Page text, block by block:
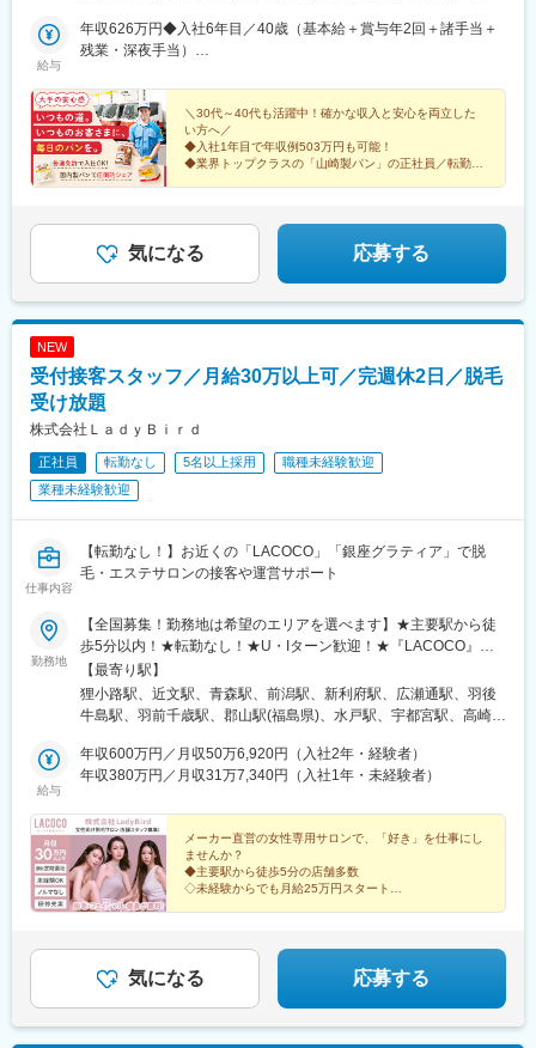
たい」という方を応援します！入社に伴う転居が必要な場合は、
引越費用を最大10万円まで会社が補助。新生活のスタートをサポ
東戸塚駅、鴨居駅、平塚駅、荻川駅、直江津駅、宮内駅(新潟県)、
小杉駅、春江駅、敦賀駅、屋代高校前駅、小井川駅、小田井駅、
駅、綾部駅、西神中央駅、溝口駅、ひこね芹川駅、関駅(三重県)、
総社駅、河戸帆待川駅、周布駅、嘉川駅、北伊予駅、豊浜駅、鳴
門駅、ししぶ駅、東多久駅、西諫早駅、鶴崎駅、松橋駅、青井岳
駅
給与
年収626万円◆入社6年目／40歳（基本給＋賞与年2回＋諸手当＋
残業・深夜手当）
残業・深夜手当）
＼30代～40代も活躍中！確かな収入と安心を両立した
い方へ／
◆入社1年目で年収例503万円も可能！
◆業界トップクラスの「山崎製パン」の正社員／転勤な
◆自分の時間も大切にできる
気になる 応募する
NEW
受付接客スタッフ／月給30万以上可／完週休2日／脱毛
受け放題
株式会社ＬａｄｙＢｉｒｄ
正社員 転勤なし 5名以上採用
職種未経験歓迎
業種未経験歓迎
仕事内容
【転勤なし！】お近くの「LACOCO」「銀座グラティア」で脱
毛・エステサロンの接客や運営サポート
勤務地
【全国募集！勤務地は希望のエリアを選べます】★主要駅から徒
歩5分以内！★転勤なし！★U・Iターン歓迎！★『LACOCO』
『銀座グラティア』で活躍！★自動車通勤可〈エリア〉■北海道・
東北エリア北海道／青森県／岩手県／宮城県／秋田県／山形県／
福島県■関東エリア東京都／神奈川県／千葉県／埼玉県／群馬県／
梨県／岐阜県／静岡県／愛知県■近畿エリア大阪府／京都府／滋賀
県／兵庫県／奈良県■中国・四国エリア島根県／鳥取県／岡山県／
県／長崎県／大分県／熊本県／宮崎県／鹿児島県／沖縄県《全国
で勤務OK》▼店舗の詳細はHPをご確認ください▼https://la-
coco.com/salon/
【最寄り駅】
狸小路駅、近文駅、青森駅、前潟駅、新利府駅、広瀬通駅、羽後
牛島駅、羽前千歳駅、郡山駅(福島県)、水戸駅、宇都宮駅、高崎
ケ谷駅、葭川公園駅、柏駅、君津駅、渋谷駅、新宿三丁目駅、銀
座駅、町田駅、吉祥寺駅、池袋駅、赤羽駅、立川北駅、横浜駅、
野々市駅(ＩＲいしかわ鉄道線)、越前新保駅、国母駅、美濃青柳
駅、西掛川駅、沼津駅、新静岡駅、高塚駅、新富士駅(静岡県)、三
河安城駅、美合駅、八幡駅(愛知県)、豊田市駅、星ケ丘駅(愛知
県)、名鉄名古屋駅、瀬田駅(滋賀県)、京都駅、高槻駅、河内天美
駅、岡田浦駅、大阪阿部野橋駅、大阪難波駅、東梅田駅、千里中
西大寺駅、伯耆大山駅、湖山駅、高浜駅(島根県)、岡山駅前駅、北
長瀬駅、倉敷駅、東津山駅、八丁堀駅(広島県)、福山駅、勝瑞駅、
瓦町駅、本山駅(香川県)、今治駅、大街道駅、新居浜駅、酒殿駅、
給与
年収600万円／月収50万6,920円（入社2年・経験者）
年収380万円／月収31万7,340円（入社1年・未経験者）
メーカー直営の女性専用サロンで、「好き」を仕事にし
ませんか？
◆主要駅から徒歩5分の店舗多数
◇未経験からでも月給25万円スタート
気になる 応募する